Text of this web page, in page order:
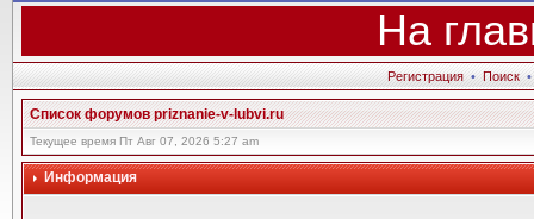
На
Регистрация • Поиск •
Список форумов priznanie-v-lubvi.ru
Текущее время Пт Авг 07, 2026 5:27 am
Информация